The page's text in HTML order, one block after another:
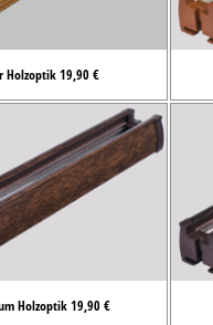
Holzoptik 19,90 €
Holzoptik 19,90 €